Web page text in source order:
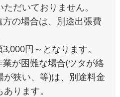
だいておりません。
の場合は、別途出張費
円～となります。
が困難な場合(ツタが絡
が狭い、等)は、別途料金
ります。